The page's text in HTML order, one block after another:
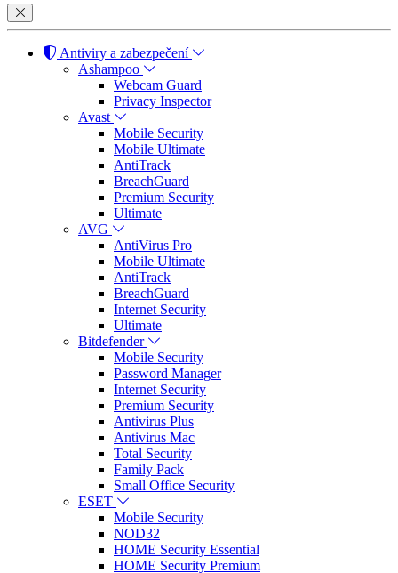
Antiviry a zabezpečení
Ashampoo
Webcam Guard
Privacy Inspector
Avast
Mobile Security
Mobile Ultimate
AntiTrack
BreachGuard
Premium Security
Ultimate
AVG
AntiVirus Pro
Mobile Ultimate
AntiTrack
BreachGuard
Internet Security
Ultimate
Bitdefender
Mobile Security
Password Manager
Internet Security
Premium Security
Antivirus Plus
Antivirus Mac
Total Security
Family Pack
Small Office Security
ESET
Mobile Security
NOD32
HOME Security Essential
HOME Security Premium